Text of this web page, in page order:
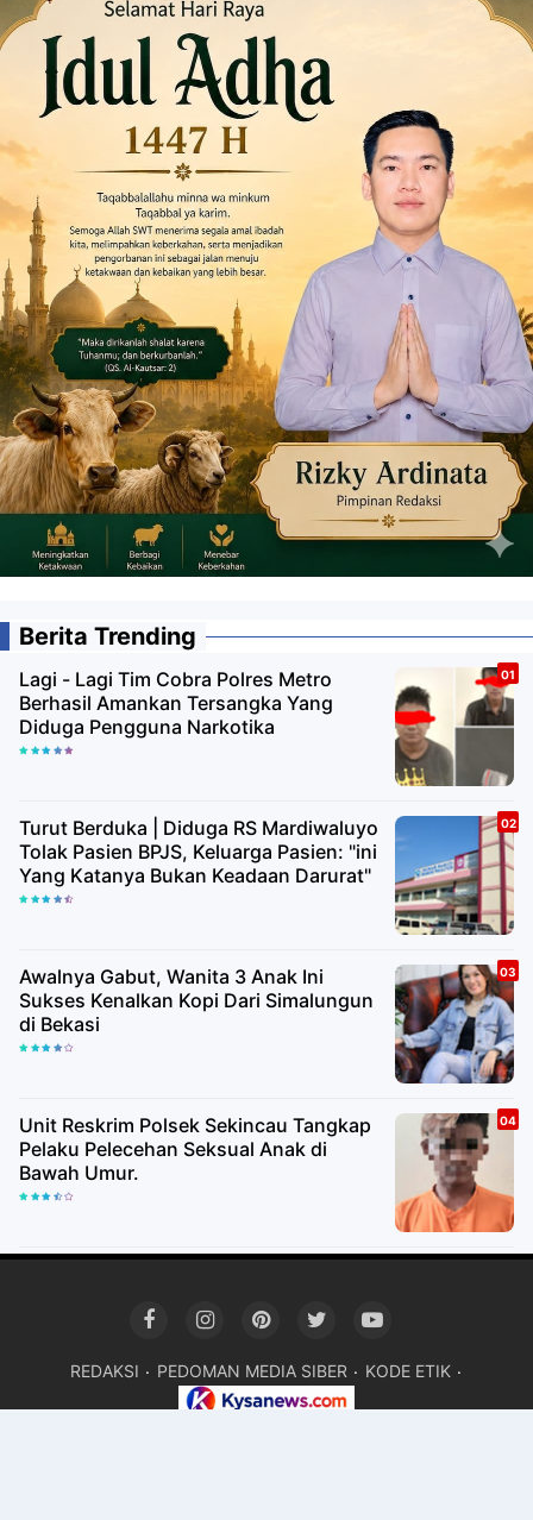
Berita Trending
Lagi - Lagi Tim Cobra Polres Metro
Berhasil Amankan Tersangka Yang
Diduga Pengguna Narkotika
Turut Berduka | Diduga RS Mardiwaluyo
Tolak Pasien BPJS, Keluarga Pasien: "ini
Yang Katanya Bukan Keadaan Darurat"
Awalnya Gabut, Wanita 3 Anak Ini
Sukses Kenalkan Kopi Dari Simalungun
di Bekasi
Unit Reskrim Polsek Sekincau Tangkap
Pelaku Pelecehan Seksual Anak di
Bawah Umur.
REDAKSI PEDOMAN MEDIA SIBER KODE ETIK